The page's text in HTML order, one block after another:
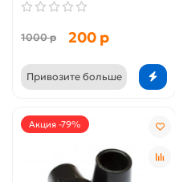
1000 р 200 р
Привозите больше
Акция -79%